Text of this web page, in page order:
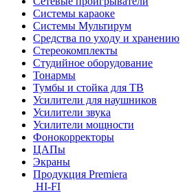
Системы караоке
Системы Мультирум
Средства по уходу и хранению
Стереокомплекты
Студийное оборудование
Тонармы
Тумбы и стойка для ТВ
Усилители для наушников
Усилители звука
Усилители мощности
Фонокорректоры
ЦАПы
Экраны
Продукция Premiera
HI-FI